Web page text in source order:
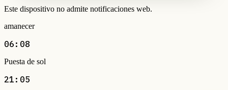
Este dispositivo no admite notificaciones web.
amanecer
06:08
Puesta de sol
21:05